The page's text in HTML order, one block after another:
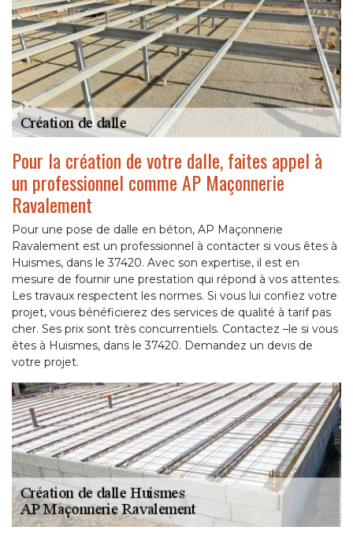
Pour la création de votre dalle, faites appel à
un professionnel comme AP Maçonnerie
Ravalement
Pour une pose de dalle en béton, AP Maçonnerie
Ravalement est un professionnel à contacter si vous êtes à
Huismes, dans le 37420. Avec son expertise, il est en
mesure de fournir une prestation qui répond à vos attentes.
Les travaux respectent les normes. Si vous lui confiez votre
projet, vous bénéficierez des services de qualité à tarif pas
cher. Ses prix sont très concurrentiels. Contactez –le si vous
êtes à Huismes, dans le 37420. Demandez un devis de
votre projet.